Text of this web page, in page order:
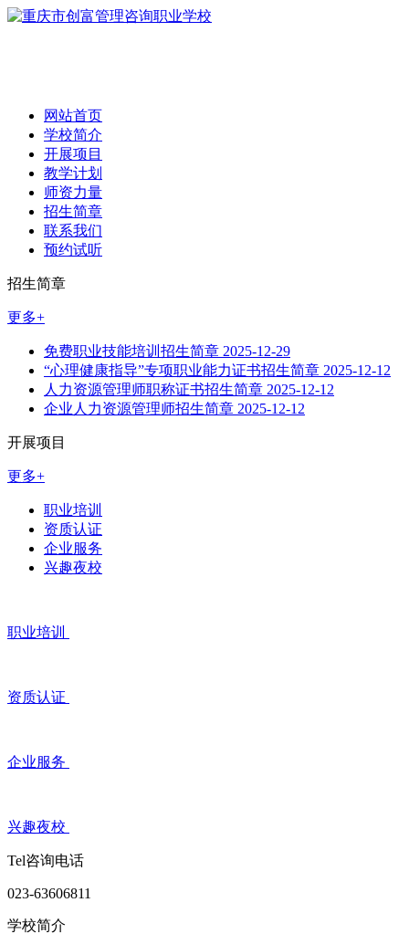
网站首页
学校简介
开展项目
教学计划
师资力量
招生简章
联系我们
预约试听
招生简章
更多+
免费职业技能培训招生简章 2025-12-29
“心理健康指导”专项职业能力证书招生简章 2025-12-12
人力资源管理师职称证书招生简章 2025-12-12
企业人力资源管理师招生简章 2025-12-12
开展项目
更多+
职业培训
资质认证
企业服务
兴趣夜校
职业培训
资质认证
企业服务
兴趣夜校
Tel咨询电话
023-63606811
学校简介